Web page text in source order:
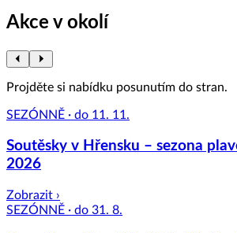
Akce v okolí
Projděte si nabídku posunutím do stran.
SEZÓNNĚ · do 11. 11.
Soutěsky v Hřensku – sezona
2026
Zobrazit ›
SEZÓNNĚ · do 31. 8.